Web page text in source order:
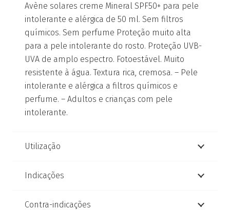
Avène solares creme Mineral SPF50+ para pele
intolerante e alérgica de 50 ml. Sem filtros
químicos. Sem perfume Proteção muito alta
para a pele intolerante do rosto. Proteção UVB-
UVA de amplo espectro. Fotoestável. Muito
resistente à água. Textura rica, cremosa. – Pele
intolerante e alérgica a filtros químicos e
perfume. – Adultos e crianças com pele
intolerante.
Utilização
Indicações
Contra-indicações